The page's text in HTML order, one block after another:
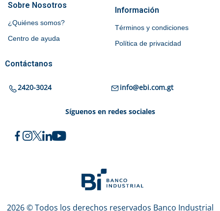
Sobre Nosotros
¿Quiénes somos?
Centro de ayuda
Información
Términos y condiciones
Política de privacidad
Contáctanos
2420-3024 info@ebi.com.gt
Síguenos en redes sociales
2026 © Todos los derechos reservados Banco Industrial